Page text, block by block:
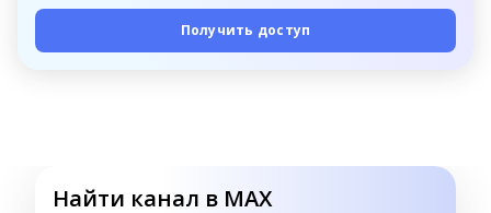
Получить доступ
Найти канал в MAX